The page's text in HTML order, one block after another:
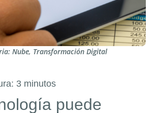
Nube, Transformación Digital
3 minutos
puede